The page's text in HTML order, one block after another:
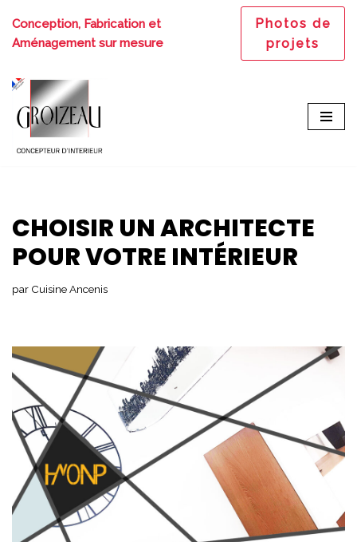
Aller
contenu
Conception, Fabrication et
Aménagement sur mesure
Photos de
projets
CHOISIR UN ARCHITECTE
POUR VOTRE INTÉRIEUR
par Cuisine Ancenis